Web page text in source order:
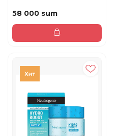
58 000 sum